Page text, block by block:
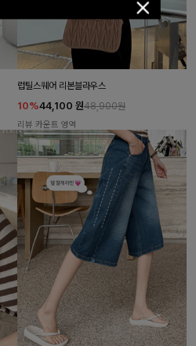
럽틸스퀘어 리본블라우스
10%44,100 원48,900원
리뷰 카운트 영역